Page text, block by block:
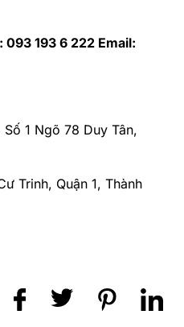
193 6 222 Email:
1 Ngõ 78 Duy Tân,
Trinh, Quận 1, Thành